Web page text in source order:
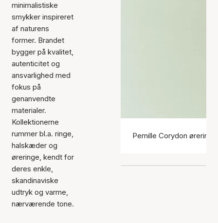
minimalistiske
smykker inspireret
af naturens
former. Brandet
bygger på kvalitet,
autenticitet og
ansvarlighed med
fokus på
genanvendte
materialer.
Kollektionerne
rummer bl.a. ringe,
halskæder og
øreringe, kendt for
deres enkle,
skandinaviske
udtryk og varme,
nærværende tone.
Pernille Corydon øreringe